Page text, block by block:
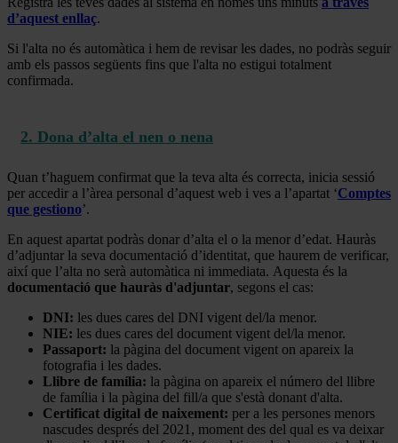
d’aquest enllaç.
Si l'alta no és automàtica i hem de revisar les dades, no podràs seguir
amb els passos següents fins que l'alta no estigui totalment
confirmada.
2. Dona d’alta el nen o nena
Quan t’haguem confirmat que la teva alta és correcta, inicia sessió
per accedir a l’àrea personal d’aquest web i ves a l’apartat ‘Comptes
que gestiono’.
En aquest apartat podràs donar d’alta el o la menor d’edat. Hauràs
d’adjuntar la seva documentació d’identitat, que haurem de verificar,
així que l’alta no serà automàtica ni immediata. Aquesta és la
documentació que hauràs d'adjuntar, segons el cas:
DNI: les dues cares del DNI vigent del/la menor.
NIE: les dues cares del document vigent del/la menor.
Passaport: la pàgina del document vigent on apareix la
fotografia i les dades.
Llibre de família: la pàgina on apareix el número del llibre
de família i la pàgina del fill/a que s'està donant d'alta.
Certificat digital de naixement: per a les persones menors
nascudes després del 2021, moment des del qual es va deixar